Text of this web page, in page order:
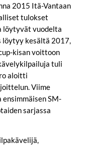
2015 Itä-Vantaan
tulokset
löytyvät vuodelta
löytyy kesältä 2017,
kisan voittoon
tuli
aloitti
Viime
SM-
sarjassa